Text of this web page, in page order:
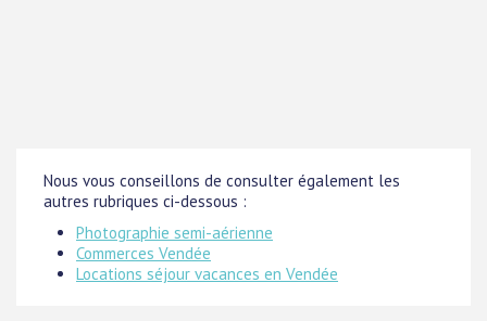
Nous vous conseillons de consulter également les
autres rubriques ci-dessous :
Photographie semi-aérienne
Commerces Vendée
Locations séjour vacances en Vendée